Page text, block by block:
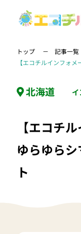
トップ
記事一覧
【エコチルインフォ
北海道
【エコチ
ゆらゆら
ト